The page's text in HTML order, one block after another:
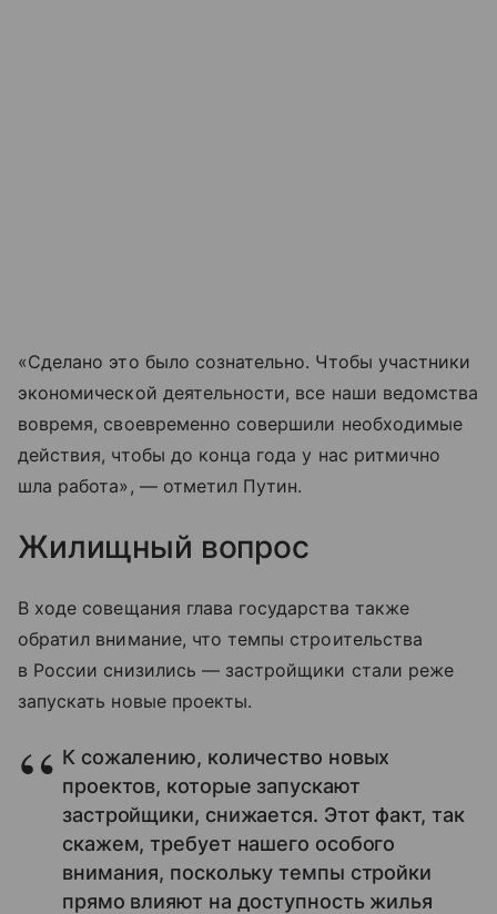
«Сделано это было сознательно. Чтобы участники
экономической деятельности, все наши ведомства
вовремя, своевременно совершили необходимые
действия, чтобы до конца года у нас ритмично
шла работа», — отметил Путин.
Жилищный вопрос
В ходе совещания глава государства также
обратил внимание, что темпы строительства
в России снизились — застройщики стали реже
запускать новые проекты.
К сожалению, количество новых
проектов, которые запускают
застройщики, снижается. Этот факт, так
скажем, требует нашего особого
внимания, поскольку темпы стройки
прямо влияют на доступность жилья